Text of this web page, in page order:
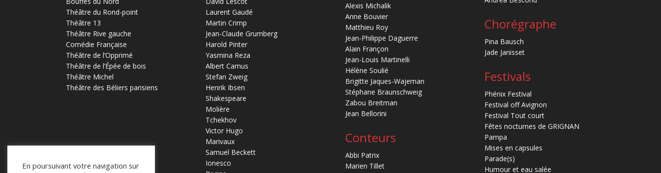
Théâtre du Rond-point
Théâtre 13
Théâtre Rive gauche
Comédie Française
Théâtre de l’Opprimé
Théâtre de l’Épée de bois
Théâtre Michel
Théâtre des Béliers parisiens
Laurent Gaudé
Martin Crimp
Jean-Claude Grumberg
Harold Pinter
Yasmina Reza
Albert Camus
Stefan Zweig
Henrik Ibsen
Shakespeare
Molière
Tchekhov
Victor Hugo
Marivaux
Samuel Beckett
Ionesco
Alexis Michalik
Anne Bouvier
Matthieu Roy
Jean-Philippe Daguerre
Alain Françon
Jean-Louis Martinelli
Hélène Soulié
Brigitte Jaques-Wajeman
Stéphane Braunschweig
Zabou Breitman
Jean Bellorini
Conteurs
Abbi Patrix
Marien Tillet
Chorégraphe
Pina Bausch
Jade Janisset
Festivals
Phénix Festival
Festival off Avignon
Festival Tout court
Fêtes nocturnes de GRIGNAN
Pampa
Mises en capsules
Parade(s)
Humour et eau salée
En poursuivant votre navigation sur